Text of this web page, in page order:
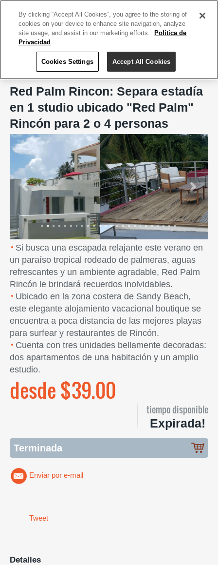
Hoteles Red Palm Rincon
Red Palm Rincon: Separa estadía
en 1 studio ubicado "Red Palm"
Rincón para 2 o 4 personas
Previous Next
Si busca una escapada relajante este verano en
un paraíso tropical rodeado de palmeras, aguas
refrescantes y un ambiente agradable, Red Palm
Rincón le brindará recuerdos inolvidables.
Ubicado en la zona costera de Sandy Beach,
este elegante alojamiento vacacional boutique se
encuentra a poca distancia de las mejores playas
para surfear y restaurantes de Rincón.
Cuenta con tres unidades bellamente decoradas:
dos apartamentos de una habitación y un amplio
estudio.
desde $39.00
tiempo disponible
Expirada!
Terminada
Enviar por e-mail
Tweet
Detalles
By clicking “Accept All Cookies”, you agree to the storing of
cookies on your device to enhance site navigation, analyze
site usage, and assist in our marketing efforts.
Politica de
Privacidad
Cookies Settings Accept All Cookies